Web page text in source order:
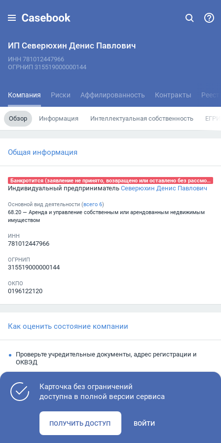
ИП Северюхин Денис Павлович
ИНН 781012447966
ОГРНИП 315519000000144
Компания Риски Аффилированность Контракты
Обзор Информация Интеллектуальная собственность
Общая информация
Банкротится (заявление не принято, возвращено или оставлено без рассмотрения), 17.08.2024
Индивидуальный предпринимательСеверюхин Денис Павлович
Основной вид деятельности (всего 6)
68.20 — Аренда и управление собственным или арендованным недвижимым
имуществом
ИНН
781012447966
ОГРНИП
315519000000144
ОКПО
0196122120
Как оценить состояние компании
Проверьте учредительные документы, адрес регистрации и
ОКВЭД
Изучите финансовые показатели
исполнительным производствам
Карточка без ограничений
доступна в полной версии сервиса
ПОЛУЧИТЬ ДОСТУП ВОЙТИ